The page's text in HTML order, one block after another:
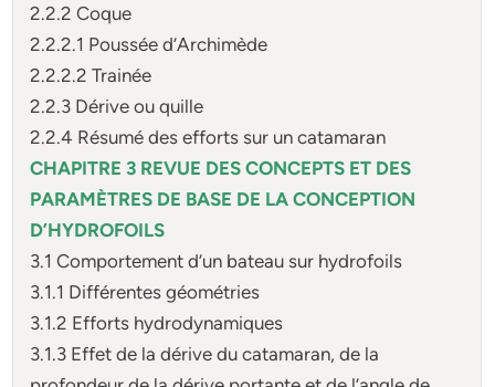
2.2.2 Coque
2.2.2.1 Poussée d’Archimède
2.2.2.2 Trainée
2.2.3 Dérive ou quille
2.2.4 Résumé des efforts sur un catamaran
CHAPITRE 3 REVUE DES CONCEPTS ET DES
PARAMÈTRES DE BASE DE LA CONCEPTION
D’HYDROFOILS
3.1 Comportement d’un bateau sur hydrofoils
3.1.1 Différentes géométries
3.1.2 Efforts hydrodynamiques
3.1.3 Effet de la dérive du catamaran, de la